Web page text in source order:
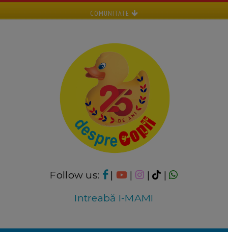
COMUNITATE
Follow us: | | |
|
Intreabă I-MAMI